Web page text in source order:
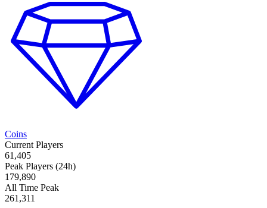
Coins
Current Players
61,405
Peak Players (24h)
179,890
All Time Peak
261,311